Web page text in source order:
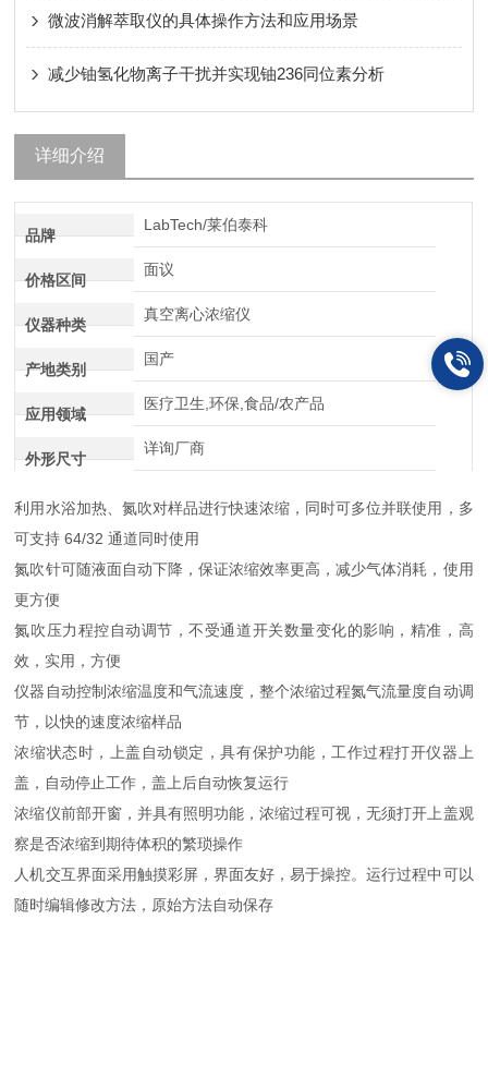
微波消解萃取仪的具体操作方法和应用场景
减少铀氢化物离子干扰并实现铀236同位素分析
详细介绍
品牌
LabTech/莱伯泰科
价格区间
面议
仪器种类
真空离心浓缩仪
产地类别
国产
应用领域
医疗卫生,环保,食品/农产品
外形尺寸
详询厂商
利用水浴加热、氮吹对样品进行快速浓缩，同时可多位并联使用，多
可支持 64/32 通道同时使用
氮吹针可随液面自动下降，保证浓缩效率更高，减少气体消耗，使用
更方便
氮吹压力程控自动调节，不受通道开关数量变化的影响，精准，高
效，实用，方便
仪器自动控制浓缩温度和气流速度，整个浓缩过程氮气流量度自动调
节，以快的速度浓缩样品
浓缩状态时，上盖自动锁定，具有保护功能，工作过程打开仪器上
盖，自动停止工作，盖上后自动恢复运行
浓缩仪前部开窗，并具有照明功能，浓缩过程可视，无须打开上盖观
察是否浓缩到期待体积的繁琐操作
人机交互界面采用触摸彩屏，界面友好，易于操控。运行过程中可以
随时编辑修改方法，原始方法自动保存